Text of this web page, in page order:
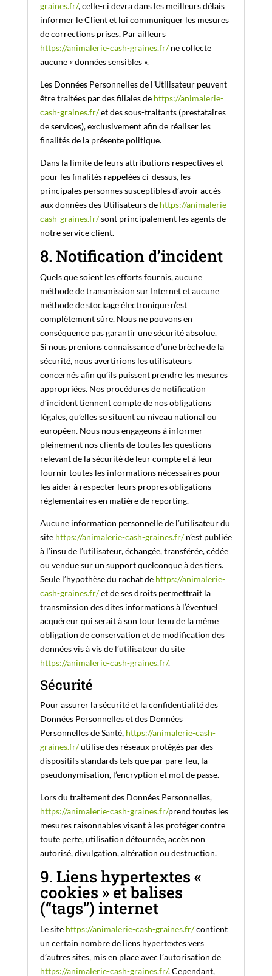
graines.fr/, celle-ci devra dans les meilleurs délais
informer le Client et lui communiquer les mesures
de corrections prises. Par ailleurs
https://animalerie-cash-graines.fr/ne collecte
aucune « données sensibles ».
Les Données Personnelles de l’Utilisateur peuvent
être traitées par des filiales de https://animalerie-
cash-graines.fr/et des sous-traitants (prestataires
de services), exclusivement afin de réaliser les
finalités de la présente politique.
Dans la limite de leurs attributions respectives et
pour les finalités rappelées ci-dessus, les
principales personnes susceptibles d’avoir accès
aux données des Utilisateurs de https://animalerie-
cash-graines.fr/sont principalement les agents de
notre service client.
8. Notification d’incident
Quels que soient les efforts fournis, aucune
méthode de transmission sur Internet et aucune
méthode de stockage électronique n’est
complètement sûre. Nous ne pouvons en
conséquence pas garantir une sécurité absolue.
Si nous prenions connaissance d’une brèche de la
sécurité, nous avertirions les utilisateurs
concernés afin qu’ils puissent prendre les mesures
appropriées. Nos procédures de notification
d’incident tiennent compte de nos obligations
légales, qu’elles se situent au niveau national ou
européen. Nous nous engageons à informer
pleinement nos clients de toutes les questions
relevant de la sécurité de leur compte et à leur
fournir toutes les informations nécessaires pour
les aider à respecter leurs propres obligations
réglementaires en matière de reporting.
Aucune information personnelle de l’utilisateur du
site https://animalerie-cash-graines.fr/n’est publiée
à l’insu de l’utilisateur, échangée, transférée, cédée
ou vendue sur un support quelconque à des tiers.
Seule l’hypothèse du rachat de https://animalerie-
cash-graines.fr/et de ses droits permettrait la
transmission des dites informations à l’éventuel
acquéreur qui serait à son tour tenu de la même
obligation de conservation et de modification des
données vis à vis de l’utilisateur du site
https://animalerie-cash-graines.fr/.
Sécurité
Pour assurer la sécurité et la confidentialité des
Données Personnelles et des Données
Personnelles de Santé, https://animalerie-cash-
graines.fr/utilise des réseaux protégés par des
dispositifs standards tels que par pare-feu, la
pseudonymisation, l’encryption et mot de passe.
Lors du traitement des Données Personnelles,
https://animalerie-cash-graines.fr/prend toutes les
mesures raisonnables visant à les protéger contre
toute perte, utilisation détournée, accès non
autorisé, divulgation, altération ou destruction.
9. Liens hypertextes «
cookies » et balises
(“tags”) internet
Le site https://animalerie-cash-graines.fr/contient
un certain nombre de liens hypertextes vers
d’autres sites, mis en place avec l’autorisation de
https://animalerie-cash-graines.fr/. Cependant,